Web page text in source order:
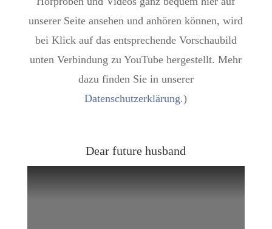
unserer Seite ansehen und anhören können, wird
bei Klick auf das entsprechende Vorschaubild
unten Verbindung zu YouTube hergestellt. Mehr
dazu finden Sie in unserer
Datenschutzerklärung.)
Dear future husband